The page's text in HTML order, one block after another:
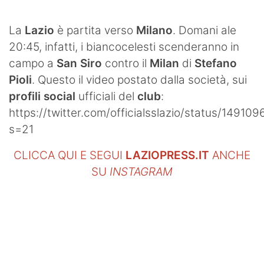
Contatti
La Lazio è partita verso Milano. Domani ale
20:45, infatti, i biancocelesti scenderanno in
campo a San Siro contro il Milan di Stefano
Pioli. Questo il video postato dalla società, sui
profili social ufficiali del club:
https://twitter.com/officialsslazio/status/
s=21
CLICCA QUI E SEGUI LAZIOPRESS.IT ANCHE
SU INSTAGRAM